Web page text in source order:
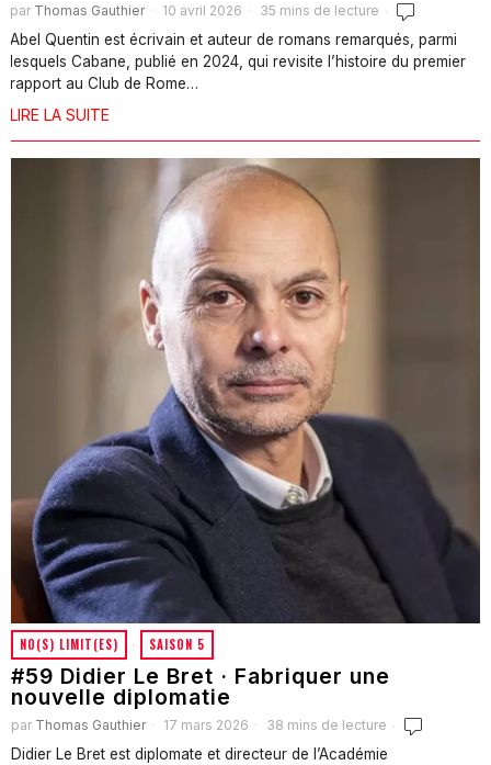
par Thomas Gauthier 10 avril 2026 35 mins de lecture
Abel Quentin est écrivain et auteur de romans remarqués, parmi
lesquels Cabane, publié en 2024, qui revisite l’histoire du premier
rapport au Club de Rome…
LIRE LA SUITE
NO(S) LIMIT(ES) · SAISON 5
#59 Didier Le Bret · Fabriquer une
nouvelle diplomatie
par Thomas Gauthier 17 mars 2026 38 mins de lecture
Didier Le Bret est diplomate et directeur de l’Académie